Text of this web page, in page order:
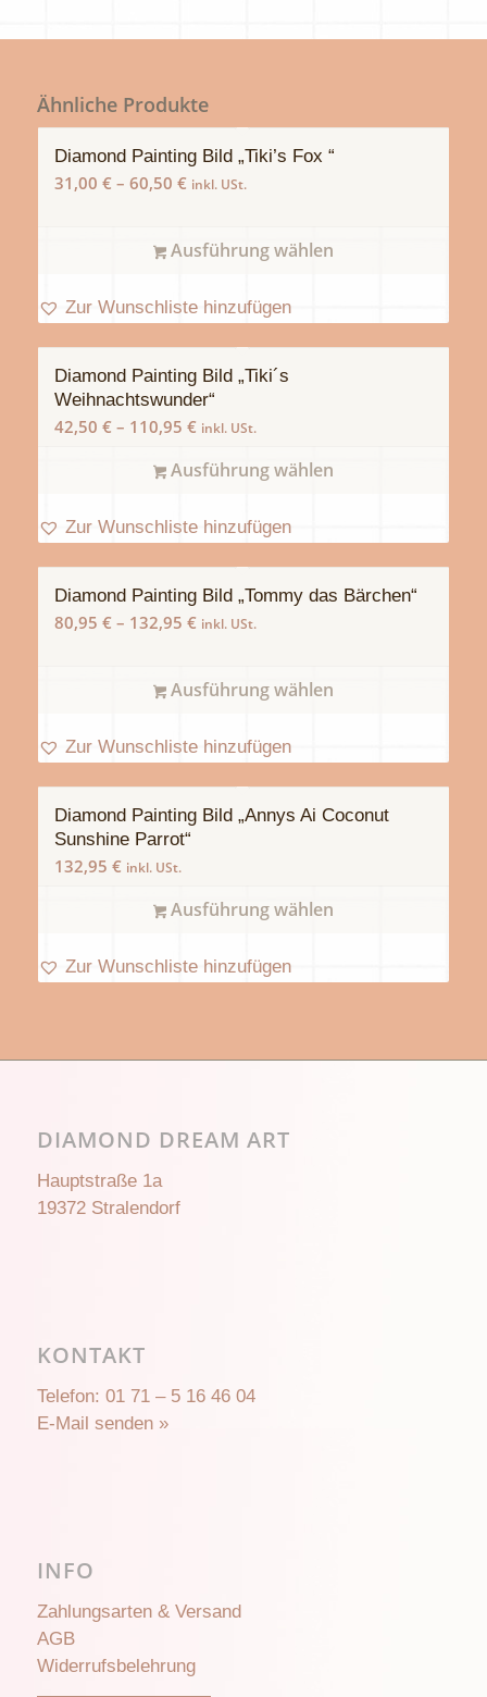
Ähnliche Produkte
Diamond Painting Bild „Tiki’s Fox “
31,00 € – 60,50 € inkl. USt.
Ausführung wählen
Zur Wunschliste hinzufügen
Diamond Painting Bild „Tiki´s
Weihnachtswunder“
42,50 € – 110,95 € inkl. USt.
Ausführung wählen
Zur Wunschliste hinzufügen
Diamond Painting Bild „Tommy das Bärchen“
80,95 € – 132,95 € inkl. USt.
Ausführung wählen
Zur Wunschliste hinzufügen
Diamond Painting Bild „Annys Ai Coconut
Sunshine Parrot“
132,95 € inkl. USt.
Ausführung wählen
Zur Wunschliste hinzufügen
DIAMOND DREAM ART
Hauptstraße 1a
19372 Stralendorf
KONTAKT
Telefon: 01 71 – 5 16 46 04
E-Mail senden »
INFO
Zahlungsarten & Versand
AGB
Widerrufsbelehrung